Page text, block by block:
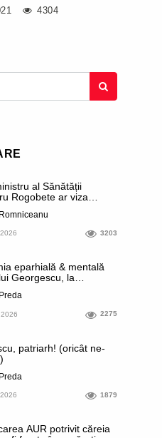
4304
al Sănătății
Rogobete ar viza
Timișoara. Pesedistul
demne de Coreea
femei din Timișoara
3203
eparhială & mentală
Georgescu, la
2275
patriarh! (oricât ne-
1879
AUR potrivit căreia